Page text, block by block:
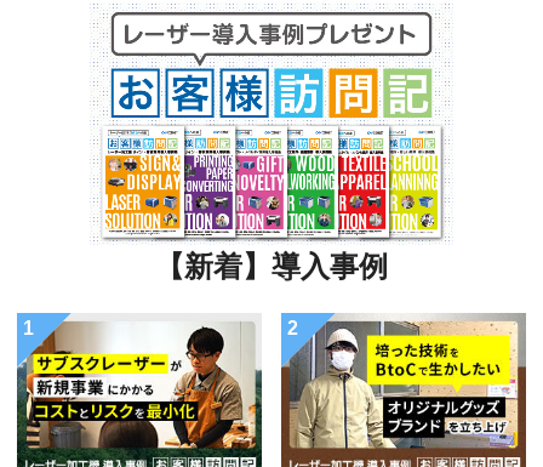
【新着】導入事例
1 2